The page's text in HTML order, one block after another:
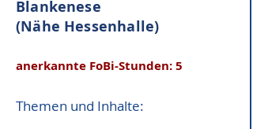
Blankenese
(Nähe Hessenhalle)
anerkannte FoBi-Stunden: 5
Themen und Inhalte: